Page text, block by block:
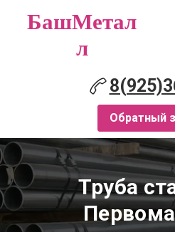
БашМетал
л
Обратный
Труба